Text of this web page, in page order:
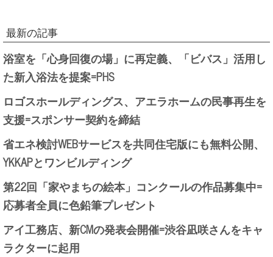
最新の記事
浴室を「心身回復の場」に再定義、「ビバス」活用し
た新入浴法を提案=PHS
ロゴスホールディングス、アエラホームの民事再生を
支援=スポンサー契約を締結
省エネ検討WEBサービスを共同住宅版にも無料公開、
YKKAPとワンビルディング
第22回「家やまちの絵本」コンクールの作品募集中=
応募者全員に色鉛筆プレゼント
アイ工務店、新CMの発表会開催=渋谷凪咲さんをキャ
ラクターに起用